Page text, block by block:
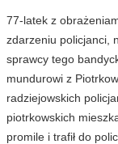
77-latek z
zdarzeniu policjanci,
sprawcy tego
mundurowi z
radziejowskich
piotrkowskich
promile i trafił do